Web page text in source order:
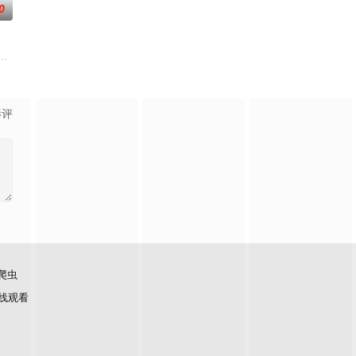
位“小人物”都将带着真实感与鲜活的生命力
旅程。节目路线将继续延着地球的脉络，探索更全面的世界文化旅行和体验
地，2026夏天准时快乐
评
虫
观看